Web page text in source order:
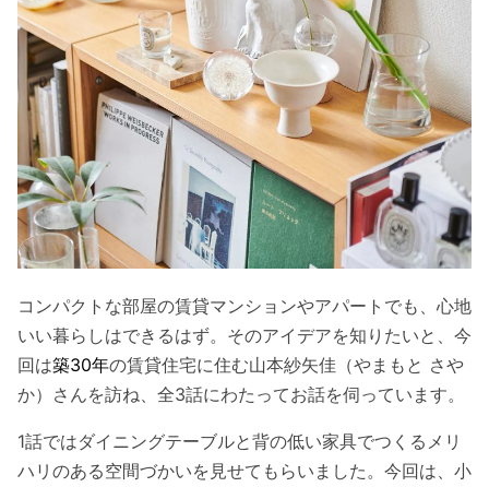
コンパクトな部屋の賃貸マンションやアパートでも、心地
いい暮らしはできるはず。そのアイデアを知りたいと、今
回は築30年の賃貸住宅に住む山本紗矢佳（やまもと さや
か）さんを訪ね、全3話にわたってお話を伺っています。
1話ではダイニングテーブルと背の低い家具でつくるメリ
ハリのある空間づかいを見せてもらいました。今回は、小